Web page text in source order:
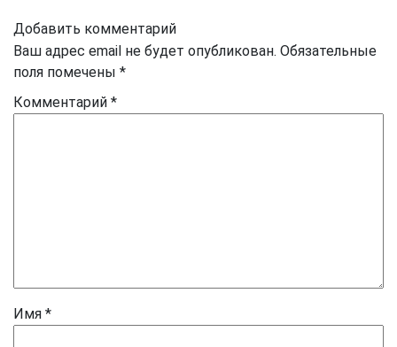
Добавить комментарий
Ваш адрес email не будет опубликован. Обязательные
поля помечены *
Комментарий *
Имя *